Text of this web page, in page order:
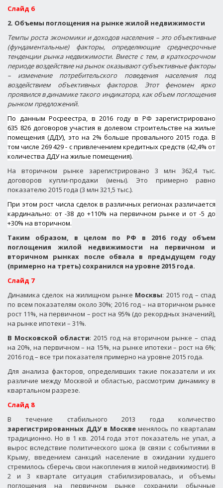
Слайд 6
2. Объемы поглощения на рынке жилой недвижимости
Темпы роста экономики и доходов населения – это объективные
(фундаментальные) факторы, определяющие среднесрочные
тенденции рынка недвижимости. Вместе с тем, в краткосрочном
периоде воздействие на рынок оказывают субъективные факторы
– изменение потребительского поведения населения под
воздействием объективных факторов. Этот феномен ярко
проявился в динамике такого индикатора, как объем поглощения
рынком предложений.
По данным Росреестра, в 2016 году в РФ зарегистрировано
635 826 договоров участия в долевом строительстве на жилые
помещения (ДДУ), это на 2% больше провального 2015 года. В
том числе 269 429 - с привлечением кредитных средств (42,4% от
количества ДДУ на жилые помещения).
На вторичном рынке зарегистрировано 3 млн 362,4 тыс.
договоров купли-продажи (мены). Это примерно равно
показателю 2015 года (3 млн 321,5 тыс.).
При этом рост числа сделок в различных регионах различается
кардинально: от -38 до +110% на первичном рынке и от -5 до
+30% на вторичном.
Таким образом, в целом по РФ в 2016 году объем
поглощения жилой недвижимости на первичном и
вторичном рынках после обвала в предыдущем году
(примерно на треть) сохранился на уровне 2015 года.
Слайд 7
Динамика сделок на жилищном рынке Москвы: 2015 год – спад
по всем показателям около 30%; 2016 год – на вторичном рынке
рост 11%, на первичном – рост на 95% (до рекордных значений),
на рынке ипотеки – 31%.
В Московской области: 2015 год на вторичном рынке – спад
на 20%, на первичном – на 15%, на рынке ипотеки – рост на 6%;
2016 год – все три показателя примерно на уровне 2015 года.
Для анализа факторов, определивших такие показатели и их
различие между Москвой и областью, рассмотрим динамику в
квартальном разрезе.
Слайд 8
В течение стабильного 2013 года количество
зарегистрированных ДДУ в Москвеменялось по кварталам
традиционно. Но в 1 кв. 2014 года этот показатель не упал, а
вырос вследствие политического шока (в связи с событиями в
Крыму, введением санкций население в ожидании худшего
стремилось сберечь свои накопления в жилой недвижимости). В
2 и 3 квартале ситуация стабилизировалась, и объемы
поглощения на первичном рынке сохранили обычные